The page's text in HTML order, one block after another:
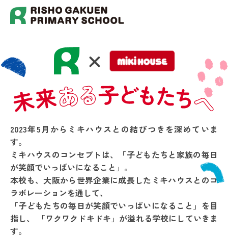
2023年5月からミキハウスとの結びつきを深めていま
す。
ミキハウスのコンセプトは、「子どもたちと家族の毎日
が笑顔でいっぱいになること」。
本校も、大阪から世界企業に成長したミキハウスとのコ
ラボレーションを通して、
「子どもたちの毎日が笑顔でいっぱいになること」を目
指し、
「ワクワクドキドキ」が溢れる学校にしていきま
す。